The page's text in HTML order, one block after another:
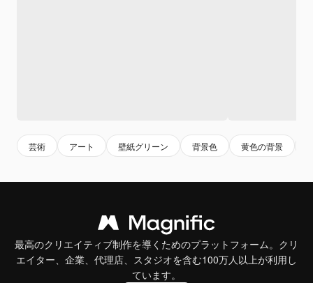
芸術 アート 壁紙グリーン 背景色 黄色の背景
最高のクリエイティブ制作を導くためのプラットフォーム。クリ
エイター、企業、代理店、スタジオを含む100万人以上が利用し
ています。